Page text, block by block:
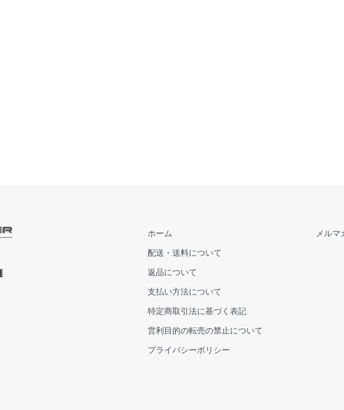
ホーム
配送・送料について
返品について
支払い方法について
特定商取引法に基づく表記
営利目的の転売の禁止について
プライバシーポリシー
メル